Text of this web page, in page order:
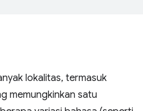
lokalitas, termasuk
memungkinkan satu